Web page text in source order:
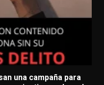
una campaña para